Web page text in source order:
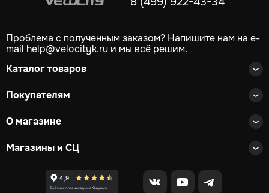
Проблема с полученным заказом? Напишите нам на e-
mail help@velocityk.ru и мы всё решим.
Каталог товаров
Покупателям
О магазине
Магазины и СЦ